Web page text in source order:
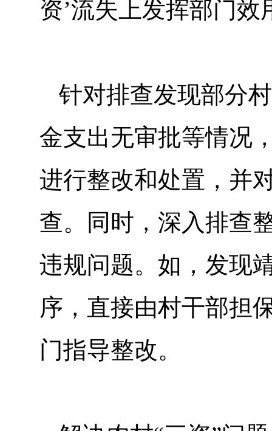
资’流失上发挥部门
针对排查发现部分
金支出无审批等情况
进行整改和处置，并
查。同时，深入排查
违规问题。如，发现
序，直接由村干部担
门指导整改。